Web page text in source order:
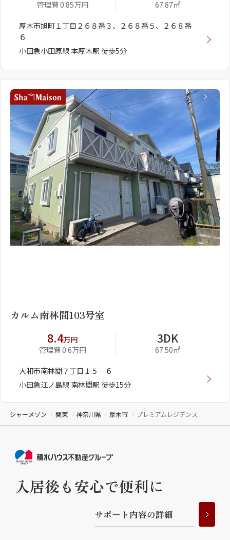
管理費 0.85万円
67.87㎡
厚木市旭町１丁目２６８番３、２６８番５、２６８番
６
小田急小田原線 本厚木駅 徒歩5分
カルム南林間103号室
8.4万円
管理費 0.6万円
3DK
67.50㎡
大和市南林間７丁目１５－６
小田急江ノ島線 南林間駅 徒歩15分
シャーメゾン 関東 神奈川県 厚木市 プレミアムレジデンス
入居後も安心で便利に
サポー ト 内容の詳細